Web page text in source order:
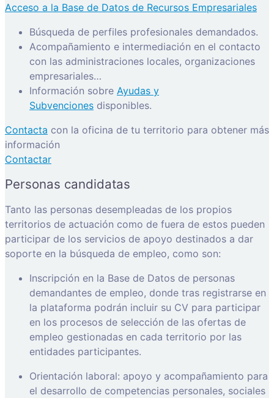
Acceso a la Base de Datos de Recursos Empresariales
Búsqueda de perfiles profesionales demandados.
Acompañamiento e intermediación en el contacto
con las administraciones locales, organizaciones
empresariales…
Información sobre Ayudas y
Subvenciones disponibles.
Contacta con la oficina de tu territorio para obtener más
información
Contactar
Personas candidatas
Tanto las personas desempleadas de los propios
territorios de actuación como de fuera de estos pueden
participar de los servicios de apoyo destinados a dar
soporte en la búsqueda de empleo, como son:
Inscripción en la Base de Datos de personas
demandantes de empleo, donde tras registrarse en
la plataforma podrán incluir su CV para participar
en los procesos de selección de las ofertas de
empleo gestionadas en cada territorio por las
entidades participantes.
Orientación laboral: apoyo y acompañamiento para
el desarrollo de competencias personales, sociales